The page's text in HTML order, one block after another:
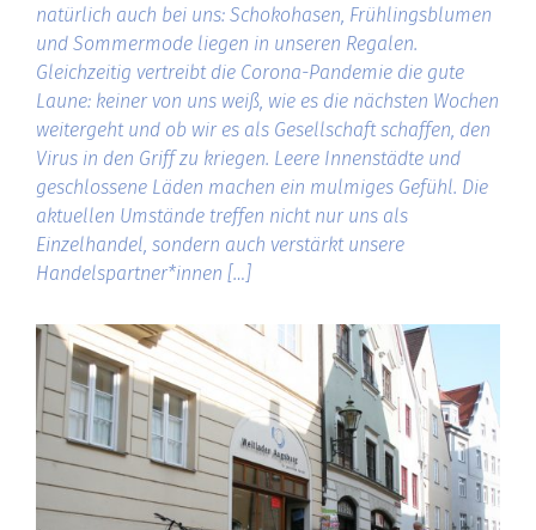
natürlich auch bei uns: Schokohasen, Frühlingsblumen
und Sommermode liegen in unseren Regalen.
Gleichzeitig vertreibt die Corona-Pandemie die gute
Laune: keiner von uns weiß, wie es die nächsten Wochen
weitergeht und ob wir es als Gesellschaft schaffen, den
Virus in den Griff zu kriegen. Leere Innenstädte und
geschlossene Läden machen ein mulmiges Gefühl. Die
aktuellen Umstände treffen nicht nur uns als
Einzelhandel, sondern auch verstärkt unsere
Handelspartner*innen […]